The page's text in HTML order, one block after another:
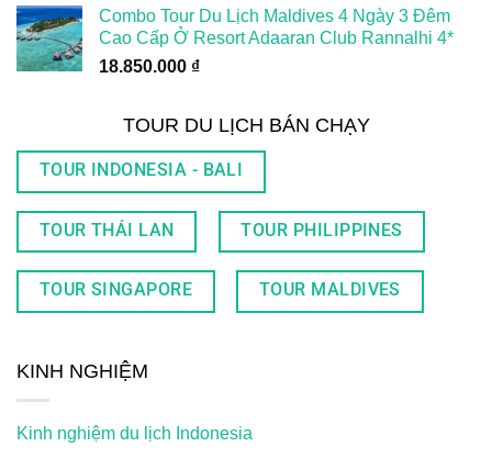
Combo Tour Du Lịch Maldives 4 Ngày 3 Đêm
Cao Cấp Ở Resort Adaaran Club Rannalhi 4*
18.850.000 ₫
TOUR DU LỊCH BÁN CHẠY
TOUR INDONESIA - BALI
TOUR THÁI LAN TOUR PHILIPPINES
TOUR SINGAPORE TOUR MALDIVES
KINH NGHIỆM
Kinh nghiệm du lịch Indonesia